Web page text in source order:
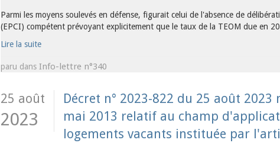
Parmi les moyens soulevés en défense, figurait celui de l'absence de
(EPCI) compétent prévoyant explicitement que le taux de la TEOM due en
Lire la suite
paru dans Info-lettre n°340
25 août
2023
Décret n° 2023-822 du 25 août
mai 2013 relatif au champ
logements vacants instituée par